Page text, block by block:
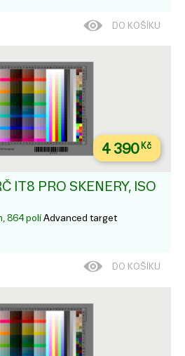
DO KOŠÍKU
4 390Kč
IT8 PRO SKENERY, ISO
864 polí Advanced target
DO KOŠÍKU